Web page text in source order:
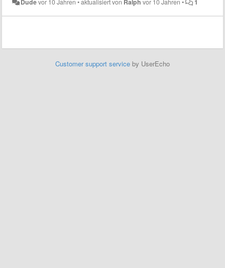
Dudevor 10 Jahren •aktualisiert von Ralph vor 10 Jahren • 1
Customer support service by UserEcho